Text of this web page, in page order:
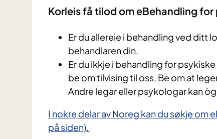
Korleis få tilod om eBehandling
Er du allereie i behandling ved ditt
behandlaren din.
Er du ikkje i behandling for
be om tilvising til oss. Be om at
Andre legar eller psykologar kan
I nokre delar av Noreg kan du søkje om
på siden).